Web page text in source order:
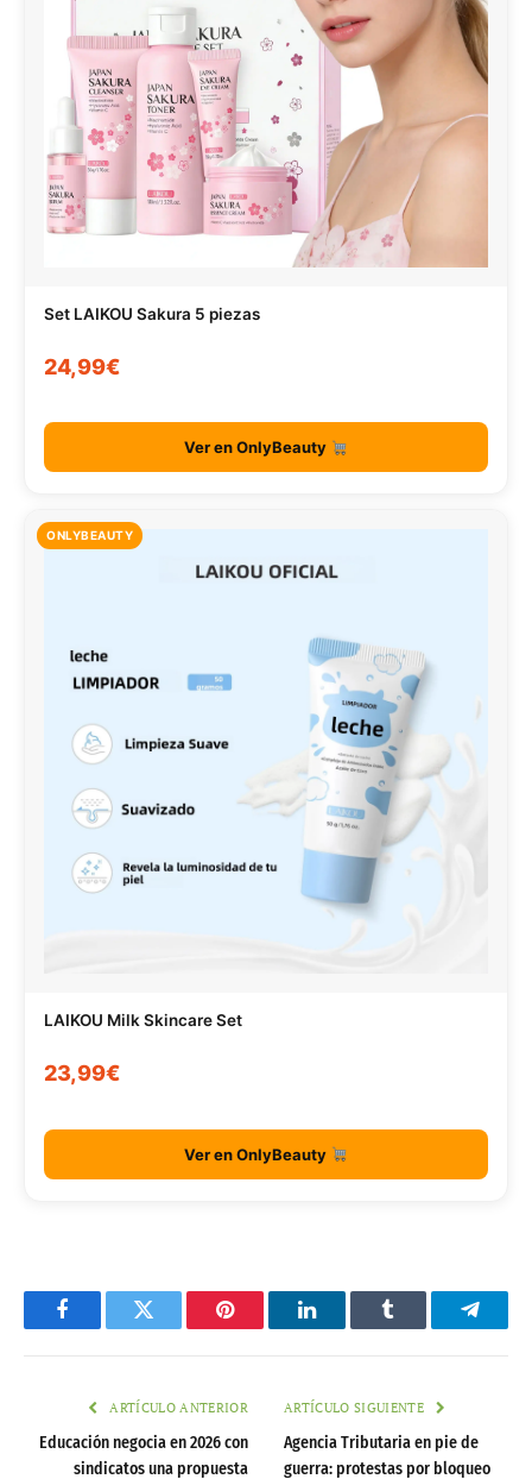
Set LAIKOU Sakura 5 piezas
24,99€
Ver en OnlyBeauty
ONLYBEAUTY
LAIKOU Milk Skincare Set
23,99€
Ver en OnlyBeauty
FacebookTwitter Pinterest LinkedInTumblr
ARTÍCULO ANTERIOR
Educación negocia en 2026 con
sindicatos una propuesta
ARTÍCULO SIGUIENTE
Agencia Tributaria en pie de
guerra: protestas por bloqueo